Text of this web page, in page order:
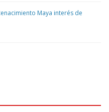
Maya interés de